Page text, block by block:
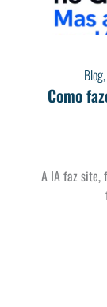
Blog,
Como
A IA faz site,